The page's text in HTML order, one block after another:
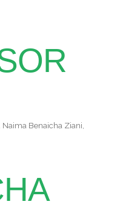
Naima Benaicha Ziani,